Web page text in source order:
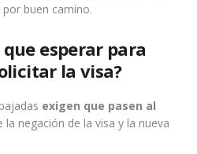
buen camino.
esperar para
la visa?
exigen que pasen al
la negación de la visa y la nueva